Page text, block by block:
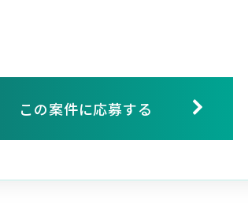
この案件に応募する